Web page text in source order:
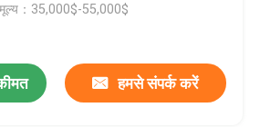
मूल्य：35,000$-55,000$
हमसे संपर्क करें